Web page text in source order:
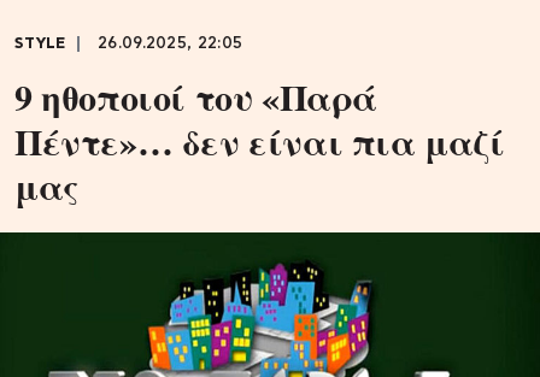
STYLE 26.09.2025, 22:05
9 ηθοποιοί του «Παρά
Πέντε»… δεν είναι πια μαζί
μας